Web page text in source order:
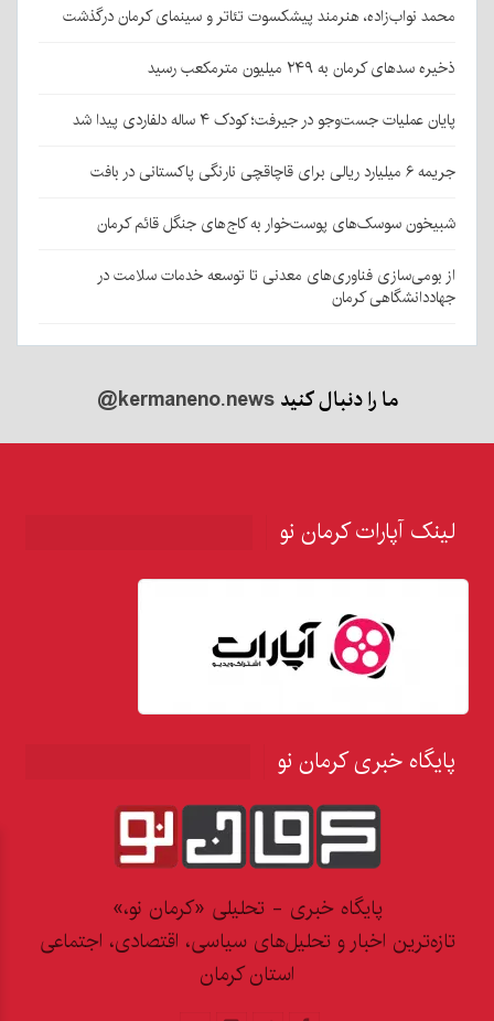
محمد نواب‌زاده، هنرمند پیشکسوت تئاتر و سینمای کرمان درگذشت
ذخیره سدهای کرمان به ۲۴۹ میلیون مترمکعب رسید
پایان عملیات جست‌وجو در جیرفت؛ کودک ۴ ساله دلفاردی پیدا شد
جریمه ۶ میلیارد ریالی برای قاچاقچی نارنگی پاکستانی در بافت
شبیخون سوسک‌های پوست‌خوار به کاج‌های جنگل قائم کرمان
از بومی‌سازی فناوری‌های معدنی تا توسعه خدمات سلامت در
جهاددانشگاهی کرمان
ما را دنبال کنید@kermaneno.news
لینک آپارات کرمان نو
پایگاه خبری کرمان نو
پایگاه خبری - تحلیلی «کرمان نو،»
تازه‌ترین اخبار و تحلیل‌های سیاسی، اقتصادی، اجتماعی
استان کرمان